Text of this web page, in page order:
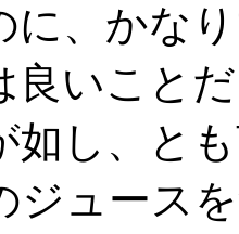
に、かな
良いこと
如し、と
ジュース